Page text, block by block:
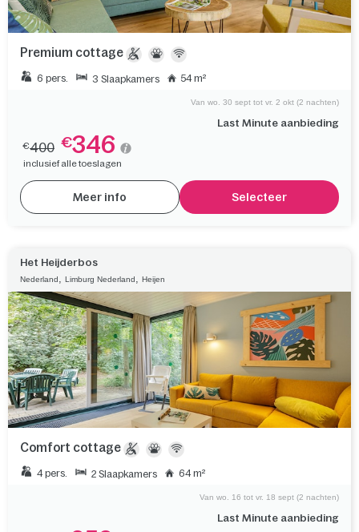
Premium cottage
6 pers. 3 Slaapkamers 54 m²
Last Minute aanbieding
Van wo. 30 sept tot vr. 2 okt (2 nachten)
€400 €346
inclusief alle toeslagen
Meer info Selecteer
Het Heijderbos
Nederland Limburg Nederland Heijen
Comfort cottage
4 pers. 2 Slaapkamers 64 m²
Last Minute aanbieding
Van wo. 16 tot vr. 18 sept (2 nachten)